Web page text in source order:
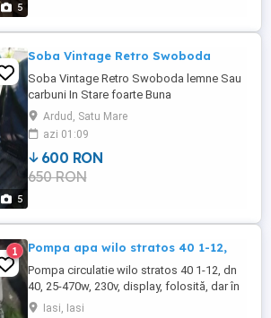
5
5
Soba Vintage Retro Swoboda
Soba Vintage Retro Swoboda lemne Sau
carbuni In Stare foarte Buna
reconditionate,revopsite Samota in Stare
buna intacta Pret: 650 Ron Usor
Negociabil
Ardud, Satu Mare
azi 01:09
600 RON
650 RON
1 Pompa apa wilo stratos 40 1-12,
Pompa circulatie wilo stratos 40 1-12, dn
40, 25-470w, 230v, display, folosită, dar în
stare bună de funcționare. 2000 lei.
Iasi, Iasi